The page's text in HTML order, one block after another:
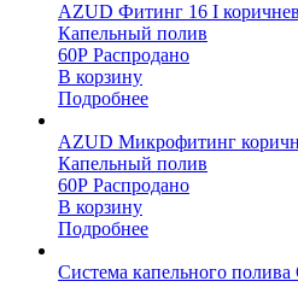
AZUD Фитинг 16 I
Капельный полив
60Р Распродано
В корзину
Подробнее
AZUD Микрофитинг
Капельный полив
60Р Распродано
В корзину
Подробнее
Система капельного полива